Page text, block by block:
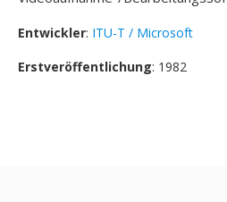
Entwickler: ITU-T / Microsoft
Erstveröffentlichung: 1982